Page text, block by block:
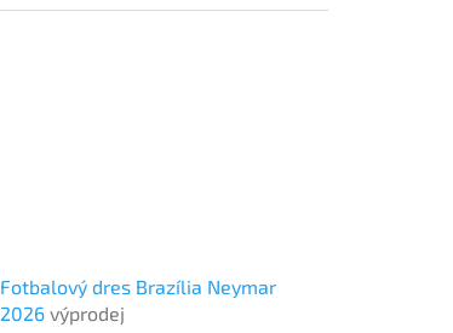
Fotbalový dres Brazília Neymar
2026 výprodej